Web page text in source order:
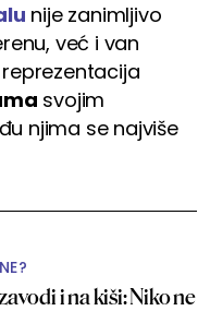
nije zanimljivo
već i van
svojim
njima se najviše
i na kiši: Niko ne